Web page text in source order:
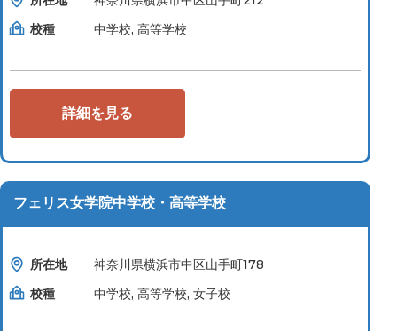
校種
中学校, 高等学校
詳細を見る
フェリス女学院中学校・高等学校
所在地
神奈川県横浜市中区山手町178
校種
中学校, 高等学校, 女子校